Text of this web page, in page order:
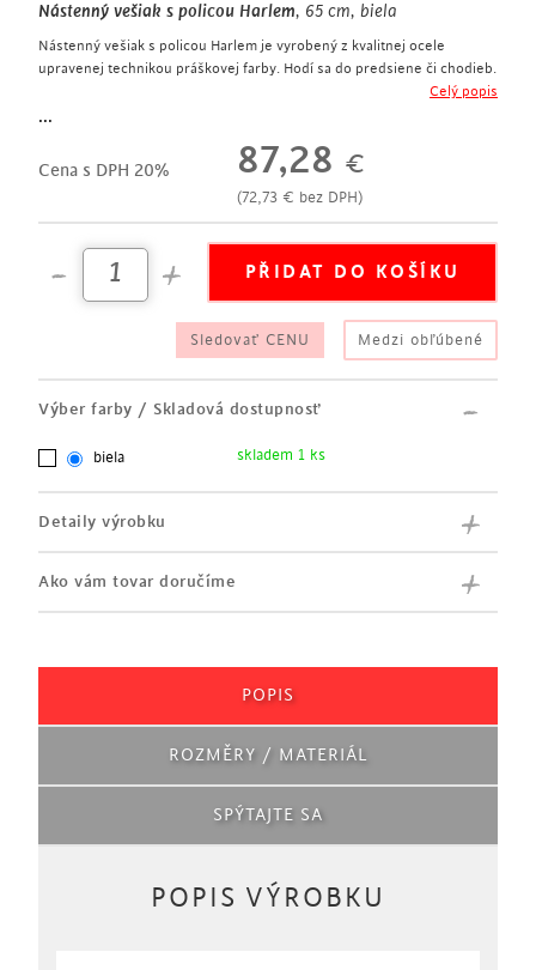
Nástenný vešiak s policou Harlem, 65 cm, biela
Nástenný vešiak s policou Harlem je vyrobený z kvalitnej ocele
upravenej technikou práškovej farby. Hodí sa do predsiene či chodieb.
povrchovou úpravou je technika práškovej farby
5 háčikov
...
Celý popis
Cena s DPH 20% 87,28 €
(72,73 € bez DPH)
Sledovať CENU Medzi obľúbené
Výber farby / Skladová dostupnosť
biela skladem 1 ks
Detaily výrobku
Ako vám tovar doručíme
POPIS
ROZMĚRY / MATERIÁL
SPÝTAJTE SA
POPIS VÝROBKU